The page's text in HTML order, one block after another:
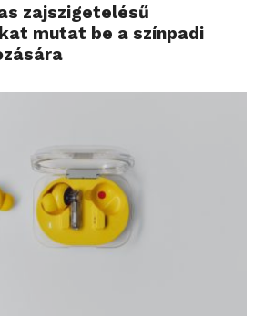
zajszigetelésű
mutat be a színpadi